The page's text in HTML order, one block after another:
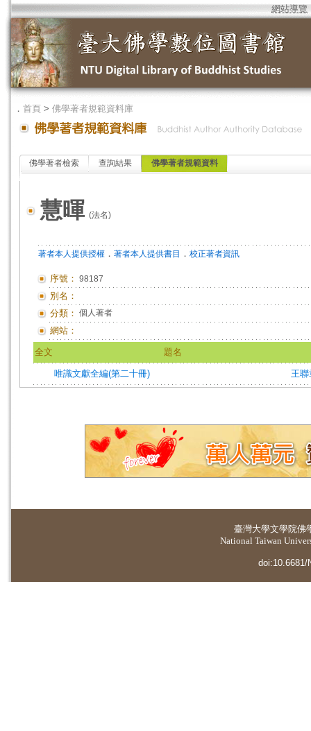
網站導覽
． 首頁 > 佛學著者規範資料庫
佛學著者檢索 查詢結果 佛學著者規範資料
慧暉 (法名)
著者本人提供授權 ． 著者本人提供書目 ． 校正著者資訊
序號： 98187
別名：
分類： 個人著者
網站：
全文 題名
唯識文獻全編(第二十冊) 王聯
臺灣大學文學院佛
National Taiwan
doi:10.6681/